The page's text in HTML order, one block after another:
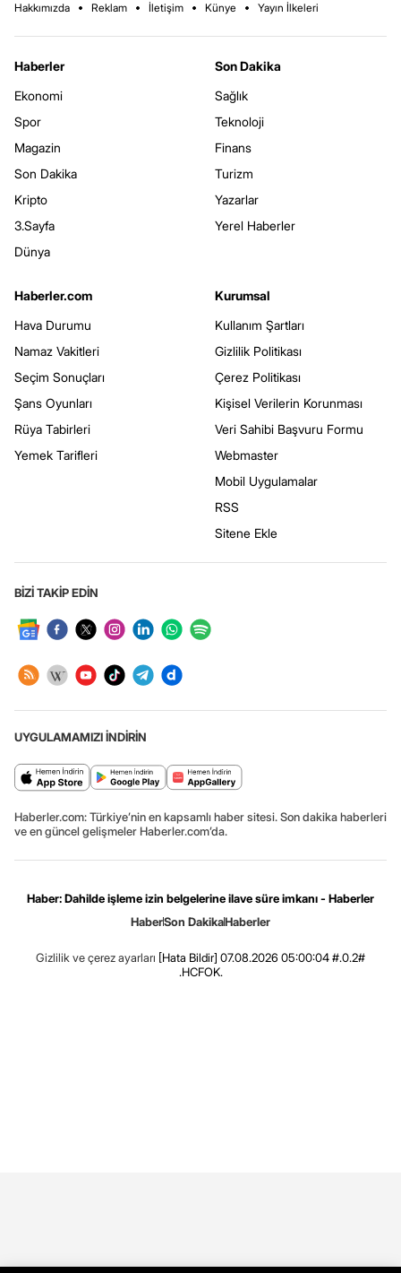
Hakkımızda Reklam İletişim Künye Yayın İlkeleri
Haberler
Ekonomi
Spor
Magazin
Son Dakika
Kripto
3.Sayfa
Dünya
Son Dakika
Sağlık
Teknoloji
Finans
Turizm
Yazarlar
Yerel Haberler
Haberler.com
Hava Durumu
Namaz Vakitleri
Seçim Sonuçları
Şans Oyunları
Rüya Tabirleri
Yemek Tarifleri
Kurumsal
Kullanım Şartları
Gizlilik Politikası
Çerez Politikası
Kişisel Verilerin Korunması
Veri Sahibi Başvuru Formu
Webmaster
Mobil Uygulamalar
RSS
Sitene Ekle
BİZİ TAKİP EDİN
UYGULAMAMIZI İNDİRİN
Haberler.com: Türkiye’nin en kapsamlı haber sitesi. Son dakika haberleri
ve en güncel gelişmeler Haberler.com’da.
Haber: Dahilde işleme izin belgelerine ilave süre imkanı - Haberler
HaberSon DakikaHaberler
Gizlilik ve çerez ayarları [Hata Bildir] 07.08.2026 05:00:04 #.0.2#
.HCFOK.